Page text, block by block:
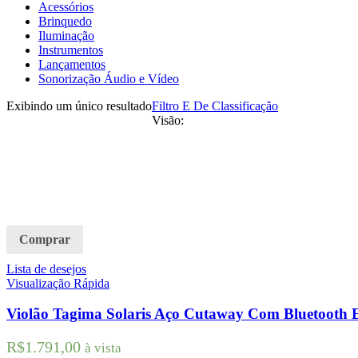
Acessórios
Brinquedo
Iluminação
Instrumentos
Lançamentos
Sonorização Áudio e Vídeo
Exibindo um único resultadoFiltro E De Classificação
Visão:
Comprar
Lista de desejos
Visualização Rápida
Violão Tagima Solaris Aço Cutaway Com Bluetooth
R$1.791,00 à vista